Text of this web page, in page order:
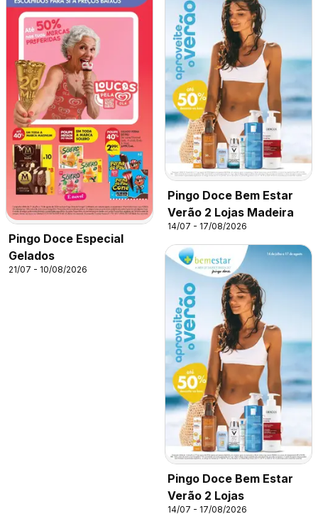
Pingo Doce Especial
Gelados
21/07 - 10/08/2026
Pingo Doce Bem Estar
Verão 2 Lojas Madeira
14/07 - 17/08/2026
Pingo Doce Bem Estar
Verão 2 Lojas
14/07 - 17/08/2026